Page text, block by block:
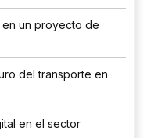
en un proyecto de
del transporte en
en el sector